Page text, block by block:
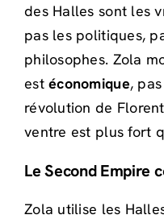
des Halles sont les
pas les politiques,
philosophes. Zola
estéconomique,
révolution de
ventre est plus fort
Le Second Empire
Zola utilise les